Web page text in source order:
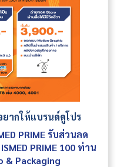
ากให้แบรนด์ดูโปร
PRIME รับส่วนลด
PRIME 100 ท่าน
& Packaging